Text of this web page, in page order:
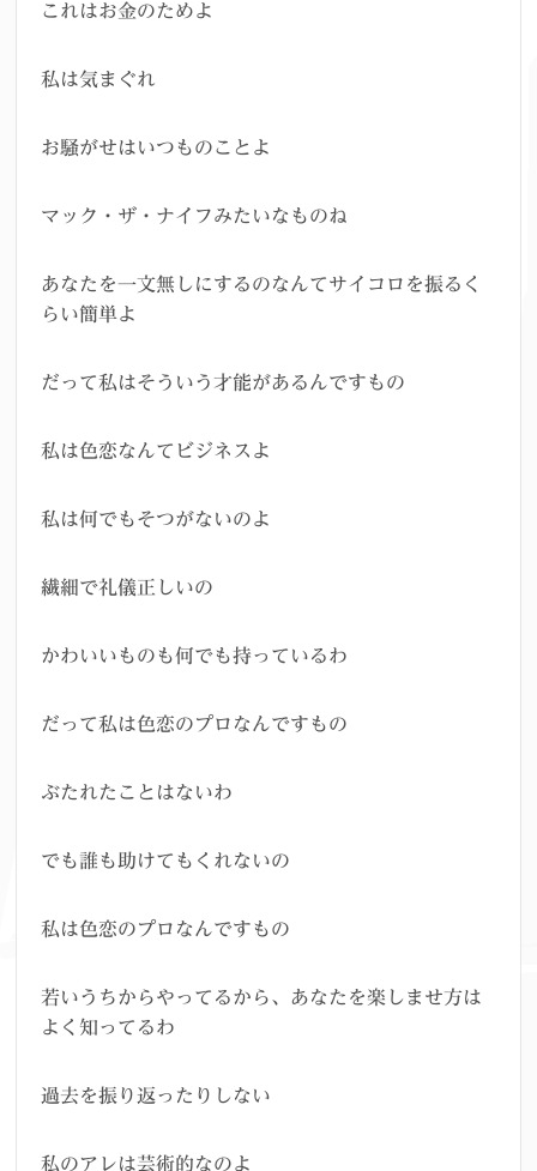
これはお金のためよ
私は気まぐれ
お騒がせはいつものことよ
マック・ザ・ナイフみたいなものね
あなたを一文無しにするのなんてサイコロを振るく
らい簡単よ
だって私はそういう才能があるんですもの
私は色恋なんてビジネスよ
私は何でもそつがないのよ
繊細で礼儀正しいの
かわいいものも何でも持っているわ
だって私は色恋のプロなんですもの
ぶたれたことはないわ
でも誰も助けてもくれないの
私は色恋のプロなんですもの
若いうちからやってるから、あなたを楽しませ方は
よく知ってるわ
過去を振り返ったりしない
私のアレは芸術的なのよ